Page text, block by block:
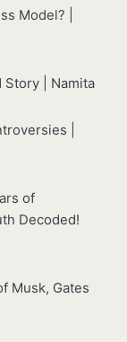
Model? |
Story | Namita
|
of
Decoded!
Musk, Gates